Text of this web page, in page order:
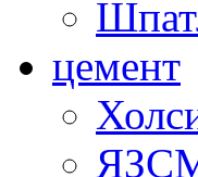
цемент